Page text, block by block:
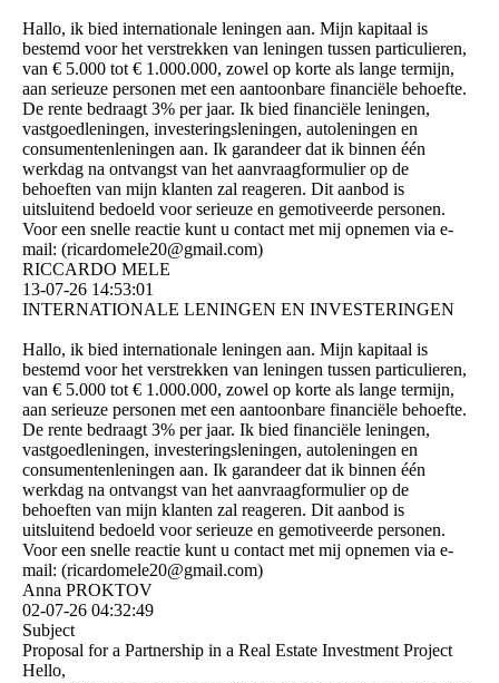
Hallo, ik bied internationale leningen aan. Mijn kapitaal is
bestemd voor het verstrekken van leningen tussen particulieren,
van € 5.000 tot € 1.000.000, zowel op korte als lange termijn,
aan serieuze personen met een aantoonbare financiële behoefte.
De rente bedraagt ​​3% per jaar. Ik bied financiële leningen,
vastgoedleningen, investeringsleningen, autoleningen en
consumentenleningen aan. Ik garandeer dat ik binnen één
werkdag na ontvangst van het aanvraagformulier op de
behoeften van mijn klanten zal reageren. Dit aanbod is
uitsluitend bedoeld voor serieuze en gemotiveerde personen.
Voor een snelle reactie kunt u contact met mij opnemen via e-
mail: (­ricardomele20@­gmail.­com)­
RICCARDO MELE
13-07-26 14:53:01
INTERNATIONALE LENINGEN EN INVESTERINGEN
Hallo, ik bied internationale leningen aan. Mijn kapitaal is
bestemd voor het verstrekken van leningen tussen particulieren,
van € 5.000 tot € 1.000.000, zowel op korte als lange termijn,
aan serieuze personen met een aantoonbare financiële behoefte.
De rente bedraagt ​​3% per jaar. Ik bied financiële leningen,
vastgoedleningen, investeringsleningen, autoleningen en
consumentenleningen aan. Ik garandeer dat ik binnen één
werkdag na ontvangst van het aanvraagformulier op de
behoeften van mijn klanten zal reageren. Dit aanbod is
uitsluitend bedoeld voor serieuze en gemotiveerde personen.
Voor een snelle reactie kunt u contact met mij opnemen via e-
mail: (­ricardomele20@­gmail.­com)­
Anna PROKTOV
02-07-26 04:32:49
Subject
Proposal for a Partnership in a Real Estate Investment Project
Hello,